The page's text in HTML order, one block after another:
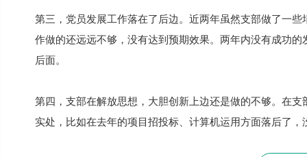
第三，党员发展工作落在了后边。近两年虽然支部做了一
作做的还远远不够，没有达到预期效果。两年内没有成功
后面。
第四，支部在解放思想，大胆创新上边还是做的不够。在
实处，比如在去年的项目招投标、计算机运用方面落后了